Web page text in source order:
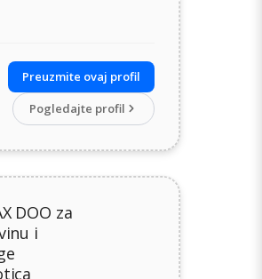
Preuzmite ovaj profil
Pogledajte profil
DOO za
i